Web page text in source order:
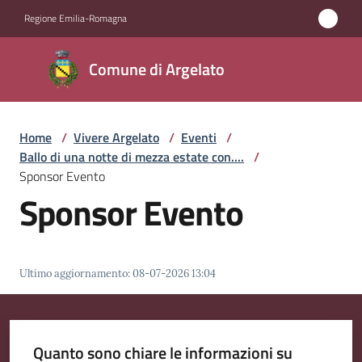
Regione Emilia-Romagna
Comune di Argelato
Comune
di
Argelato
Amministrazione
Novità
Argelato
Menu selezionato
Home / Vivere Argelato / Eventi /
Ballo di una notte di mezza estate con.... /
Sponsor Evento
Sponsor Evento
Ultimo aggiornamento:08-07-2026 13:04
Quanto sono chiare le informazioni su